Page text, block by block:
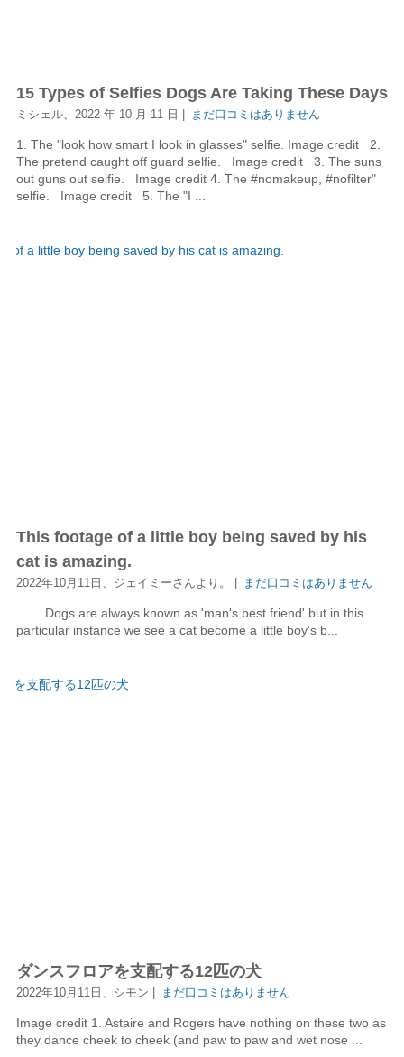
15 Types of Selfies Dogs Are Taking These Days
ミシェル、2022 年 10 月 11 日 | まだ口コミはありません
1. The "look how smart I look in glasses" selfie. Image credit 2.
The pretend caught off guard selfie. Image credit 3. The suns
out guns out selfie. Image credit 4. The #nomakeup, #nofilter"
selfie. Image credit 5. The "I ...
This footage of a little boy being saved by his
cat is amazing.
2022年10月11日、ジェイミーさんより。 | まだ口コミはありません
Dogs are always known as 'man's best friend' but in this
particular instance we see a cat become a little boy's b...
ダンスフロアを支配する12匹の犬
2022年10月11日、シモン | まだ口コミはありません
Image credit 1. Astaire and Rogers have nothing on these two as
they dance cheek to cheek (and paw to paw and wet nose ...